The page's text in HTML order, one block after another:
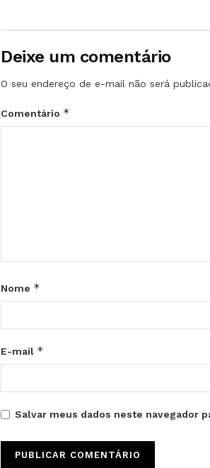
Deixe um comentário
O seu endereço de e-mail não será
Comentário *
Nome *
E-mail *
Salvar meus dados neste navegador